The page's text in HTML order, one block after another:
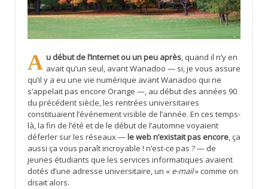
Au début de l’Internet ou un peu après, quand il n’y en
avait qu’un seul, avant Wanadoo — si, je vous assure
qu’il y a eu une vie numérique avant Wanadoo qui ne
s’appelait pas encore Orange —, au début des années 90
du précédent siècle, les rentrées universitaires
constituaient l’événement visible de l’année. En ces temps-
là, la fin de l’été et de le début de l’automne voyaient
déferler sur les réseaux —le web n’existait pas encore, ça
aussi ça vous paraît incroyable ! n’est-ce pas ? — de
jeunes étudiants que les services informatiques avaient
dotés d’une adresse universitaire, un « e-mail» comme on
disait alors.